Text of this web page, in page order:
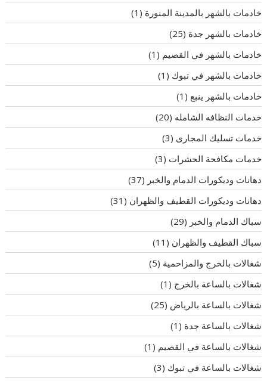
خادمات بالشهر بالمدينة المنورة (1)
خادمات بالشهر جدة (25)
خادمات بالشهر في القصيم (1)
خادمات بالشهر في تبوك (1)
خادمات بالشهر ينبع (1)
خدمات النظافه الشامله (20)
خدمات تسليك المجارى (3)
خدمات مكافحة الحشرات (3)
دهانات وديكورات الدمام والخبر (37)
دهانات وديكورات القطيف والظهران (31)
سباك الدمام والخبر (29)
سباك القطيف والظهران (11)
شغالات بالخرج والمزاحمية (5)
شغالات بالساعة بالخرج (1)
شغالات بالساعة بالرياض (25)
شغالات بالساعة جدة (1)
شغالات بالساعة في القصيم (1)
شغالات بالساعة في تبوك (3)